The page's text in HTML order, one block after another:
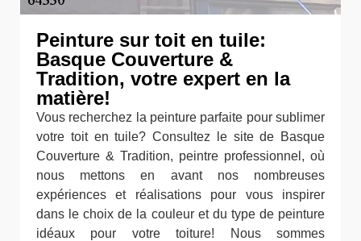
Peinture sur toit en tuile:
Basque Couverture &
Tradition, votre expert en la
matière!
Vous recherchez la peinture parfaite pour sublimer
votre toit en tuile? Consultez le site de Basque
Couverture & Tradition, peintre professionnel, où
nous mettons en avant nos nombreuses
expériences et réalisations pour vous inspirer
dans le choix de la couleur et du type de peinture
idéaux pour votre toiture! Nous sommes